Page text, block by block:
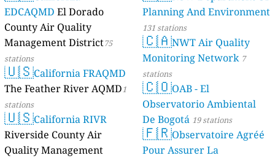
EDCAQMD El Dorado
County Air Quality
Management District75
stations
🇺🇸California FRAQMD
The Feather River AQMD1
stations
🇺🇸California RIVR
Riverside County Air
Quality Management
Planning And Environment
131 stations
🇨🇦NWT Air Quality
Monitoring Network 7
stations
🇨🇴OAB - El
Observatorio Ambiental
De Bogotá 19 stations
🇫🇷Observatoire Agréé
Pour Assurer La